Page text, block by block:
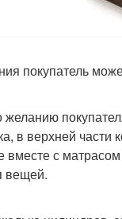
покупатель
в верхней части
вместе с
вещей.